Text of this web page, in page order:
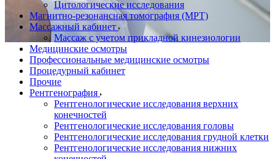
Цитологические исследования
Магнитно-резонансная томография (МРТ)
Массажный кабинет
Массаж с учетом прикладной кинезиологии
Медицинские осмотры
Профессиональные медицинские осмотры
Процедурный кабинет
Прочие
Рентгенография
Рентгенологические исследования верхних
конечностей
Рентгенологические исследования головы
Рентгенологические исследования грудной клетки
Рентгенологические исследования нижних